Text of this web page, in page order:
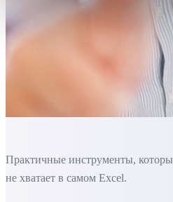
Практичные инструменты,
не хватает в самом Excel.